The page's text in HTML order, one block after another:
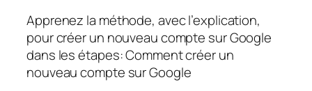
Apprenez la méthode, avec l’explication,
pour créer un nouveau compte sur Google
dans les étapes: Comment créer un
nouveau compte sur Google